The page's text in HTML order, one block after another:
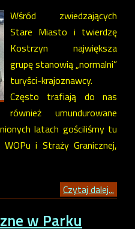
Wśród zwiedzających
Stare Miasto i twierdzę
Kostrzyn największa
grupę stanowią „normalni”
turyści-krajoznawcy.
Często trafiają do nas
również umundurowane
latach gościliśmy tu
i Straży Granicznej,
Czytaj dalej...
w Parku